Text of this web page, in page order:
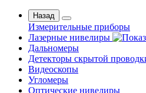
Назад
Измерительные приборы
Лазерные нивелиры
Дальномеры
Детекторы скрытой
Видеоскопы
Угломеры
Оптические нивелиры